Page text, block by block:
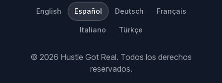
English Español Deutsch Français
Italiano Türkçe
© 2026 Hustle Got Real. Todos los derechos
reservados.